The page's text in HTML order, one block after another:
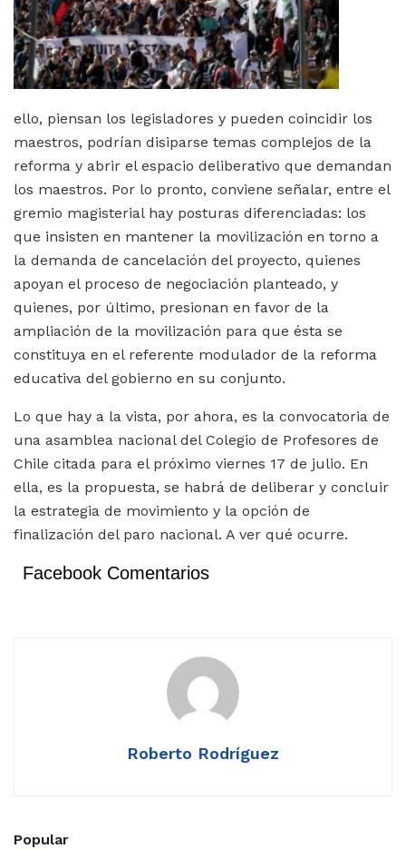
ello, piensan los legisladores y pueden coincidir los
maestros, podrían disiparse temas complejos de la
reforma y abrir el espacio deliberativo que demandan
los maestros. Por lo pronto, conviene señalar, entre el
gremio magisterial hay posturas diferenciadas: los
que insisten en mantener la movilización en torno a
la demanda de cancelación del proyecto, quienes
apoyan el proceso de negociación planteado, y
quienes, por último, presionan en favor de la
ampliación de la movilización para que ésta se
constituya en el referente modulador de la reforma
educativa del gobierno en su conjunto.
Lo que hay a la vista, por ahora, es la convocatoria de
una asamblea nacional del Colegio de Profesores de
Chile citada para el próximo viernes 17 de julio. En
ella, es la propuesta, se habrá de deliberar y concluir
la estrategia de movimiento y la opción de
finalización del paro nacional. A ver qué ocurre.
Facebook Comentarios
Roberto Rodríguez
Popular